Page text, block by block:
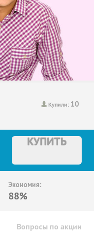
Купили: 10
КУПИТЬ
Экономия:
88%
Вопросы по акции